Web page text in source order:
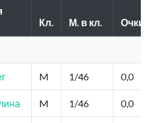
Кл. М. в кл. Очки
M 1/46 0,0
M 1/46 0,0